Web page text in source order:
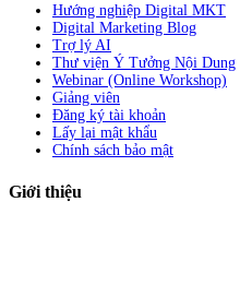
Hướng nghiệp Digital MKT
Digital Marketing Blog
Trợ lý AI
Thư viện Ý Tưởng Nội Dung
Webinar (Online Workshop)
Giảng viên
Đăng ký tài khoản
Lấy lại mật khẩu
Chính sách bảo mật
Giới thiệu